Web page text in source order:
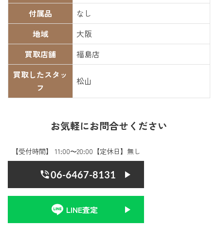
付属品
なし
地域
大阪
買取店舗
福島店
買取したスタッ
フ
松山
お気軽にお問合せください
【受付時間】 11:00〜20:00【定休日】無し
06-6467-8131
LINE査定